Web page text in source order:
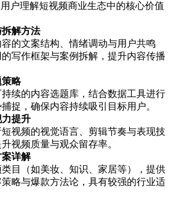
户理解短视频商业生态中的核心价值
解方法
的文案结构、情绪调动与用户共鸣
写作框架与案例拆解，提升内容传播
略
续的内容选题库，结合数据工具进行
捉，确保内容持续吸引目标用户。
提升
视频的视觉语言、剪辑节奏与表现技
视频质量与观众留存率。
详解
目（如美妆、知识、家居等），提供
略与爆款方法论，具有较强的行业适